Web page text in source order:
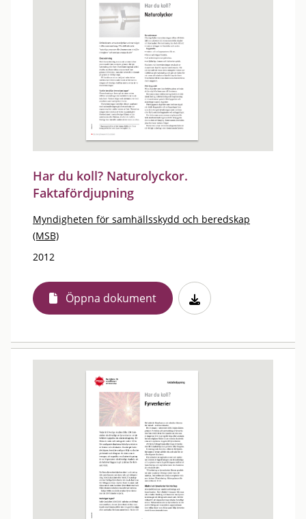
Har du koll? Naturolyckor.
Faktafördjupning
Myndigheten för samhällsskydd och beredskap
(MSB)
2012
Öppna dokument